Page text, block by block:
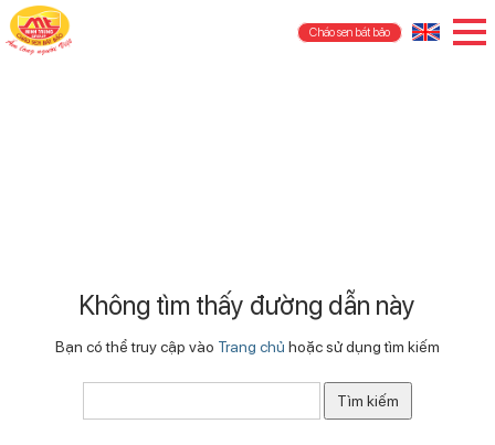
Cháo sen bát bảo
Không tìm thấy đường dẫn này
Bạn có thể truy cập vào Trang chủ hoặc sử dụng tìm kiếm